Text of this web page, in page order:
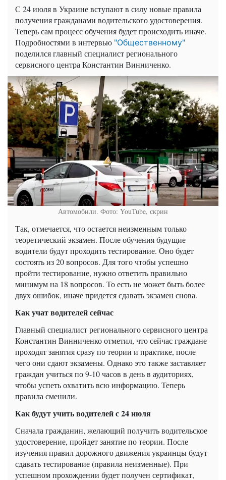
С 24 июля в Украине вступают в силу новые правила
получения гражданами водительского удостоверения.
Теперь сам процесс обучения будет происходить иначе.
Подробностями в интервью "Общественному"
поделился главный специалист регионального
сервисного центра Константин Винниченко.
Автомобили. Фото: YouTube, скрин
Так, отмечается, что остается неизменным только
теоретический экзамен. После обучения будущие
водители будут проходить тестирование. Оно будет
состоять из 20 вопросов. Для того чтобы успешно
пройти тестирование, нужно ответить правильно
минимум на 18 вопросов. То есть не может быть более
двух ошибок, иначе придется сдавать экзамен снова.
Как учат водителей сейчас
Главный специалист регионального сервисного центра
Константин Винниченко отметил, что сейчас граждане
проходят занятия сразу по теории и практике, после
чего они сдают экзамены. Однако это также заставляет
граждан учиться по 9-10 часов в день в аудиториях,
чтобы успеть охватить всю информацию. Теперь
правила сменили.
Как будут учить водителей с 24 июля
Сначала гражданин, желающий получить водительское
удостоверение, пройдет занятие по теории. После
изучения правил дорожного движения украинцы будут
сдавать тестирование (правила неизменные). При
успешном прохождении будет получен сертификат,